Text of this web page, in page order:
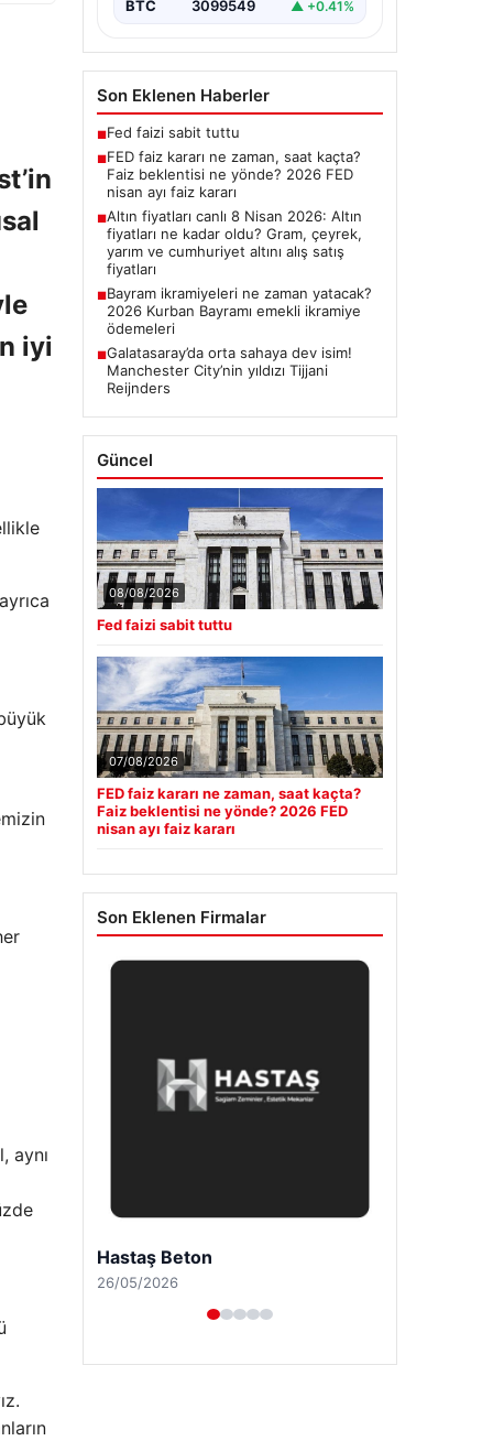
iyi
aynı
BTC 3099549 ▲ +0.41%
Son Eklenen Haberler
■Fed faizi sabit tuttu
■FED faiz kararı ne zaman, saat kaçta?
Faiz beklentisi ne yönde? 2026 FED
nisan ayı faiz kararı
■Altın fiyatları canlı 8 Nisan 2026: Altın
fiyatları ne kadar oldu? Gram, çeyrek,
yarım ve cumhuriyet altını alış satış
fiyatları
■Bayram ikramiyeleri ne zaman yatacak?
2026 Kurban Bayramı emekli ikramiye
ödemeleri
■Galatasaray’da orta sahaya dev isim!
Manchester City’nin yıldızı Tijjani
Reijnders
Güncel
08/08/2026
Fed faizi sabit tuttu
07/08/2026
FED faiz kararı ne zaman, saat kaçta?
Faiz beklentisi ne yönde? 2026 FED
nisan ayı faiz kararı
Son Eklenen Firmalar
Prenses Night Club
29/04/2026